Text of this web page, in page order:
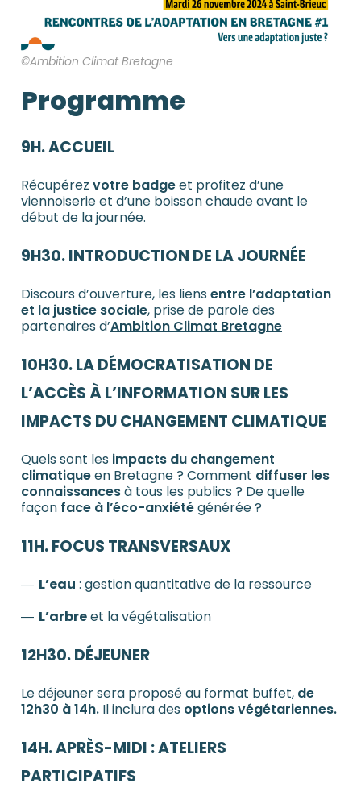
©Ambition Climat Bretagne
Programme
9H. ACCUEIL
Récupérez votre badgeet profitez d’une
viennoiserie et d’une boisson chaude avant le
début de la journée.
9H30. INTRODUCTION DE LA JOURNÉE
Discours d’ouverture, les liens entre l’adaptation
et la justice sociale, prise de parole des
partenaires d’Ambition Climat Bretagne
10H30.LA DÉMOCRATISATION DE
L’ACCÈS À L’INFORMATION SUR LES
IMPACTS DU CHANGEMENT CLIMATIQUE
Quels sont les impacts du changement
climatiqueen Bretagne ? Comment diffuser les
connaissancesà tous les publics ? De quelle
façon face à l’éco-anxiétégénérée ?
11H.FOCUS TRANSVERSAUX
L’eau : gestion quantitative de la ressource
L’arbreet la végétalisation
12H30. DÉJEUNER
Le déjeuner sera proposé au format buffet, de
12h30 à 14h. Il inclura des options végétariennes.
14H. APRÈS-MIDI : ATELIERS
PARTICIPATIFS